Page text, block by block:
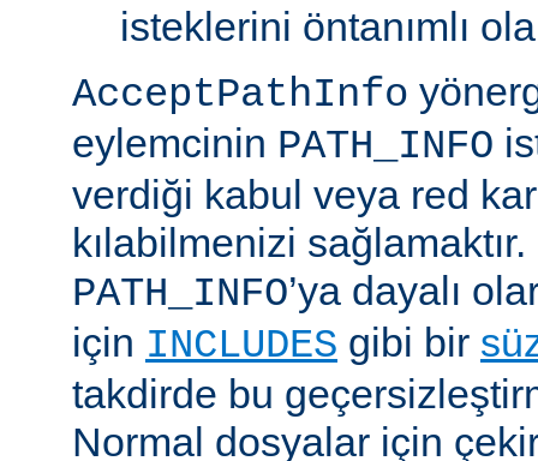
isteklerini öntanımlı
AcceptPathInfo
eylemcinin PATH_INFO
verdiği kabul veya red
kılabilmenizi
PATH_INFO’ya dayalı
için INCLUDES gibi bir
takdirde bu
Normal dosyalar için